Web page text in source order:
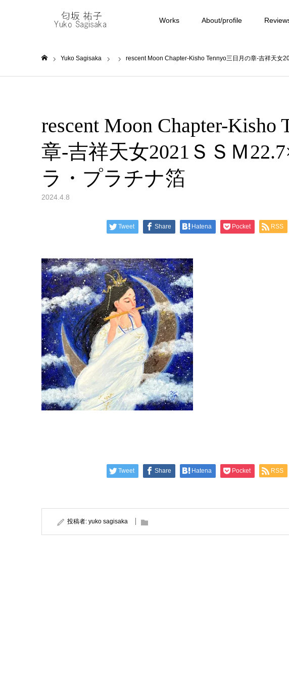
Works About/profile
Yuko Sagisaka rescent Moon Chapter-Kisho Tennyo三日月の章-吉祥天女
rescent Moon Chapter-Kisho
章-吉祥天女2021ＳＳＭ
ラ・プラチナ箔
2024.4.8
Tweet Share Hatena Pocket RSS
Tweet Share Hatena Pocket RSS
投稿者: yuko sagisaka